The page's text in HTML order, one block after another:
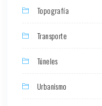
Topografía
Transporte
Túneles
Urbanismo